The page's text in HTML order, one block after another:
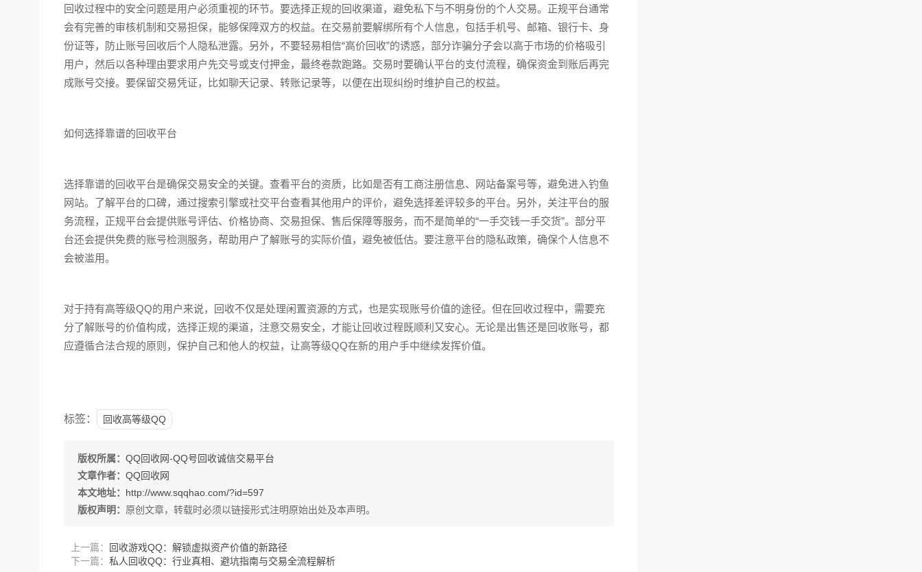
回收过程中的安全问题是用户必须重视的环节。要选择正规的回收渠道，避免私下与不明身份的个人交易。正规平台通常
会有完善的审核机制和交易担保，能够保障双方的权益。在交易前要解绑所有个人信息，包括手机号、邮箱、银行卡、身
份证等，防止账号回收后个人隐私泄露。另外，不要轻易相信“高价回收”的诱惑，部分诈骗分子会以高于市场的价格吸引
用户，然后以各种理由要求用户先交号或支付押金，最终卷款跑路。交易时要确认平台的支付流程，确保资金到账后再完
成账号交接。要保留交易凭证，比如聊天记录、转账记录等，以便在出现纠纷时维护自己的权益。
如何选择靠谱的回收平台
选择靠谱的回收平台是确保交易安全的关键。查看平台的资质，比如是否有工商注册信息、网站备案号等，避免进入钓鱼
网站。了解平台的口碑，通过搜索引擎或社交平台查看其他用户的评价，避免选择差评较多的平台。另外，关注平台的服
务流程，正规平台会提供账号评估、价格协商、交易担保、售后保障等服务，而不是简单的“一手交钱一手交货”。部分平
台还会提供免费的账号检测服务，帮助用户了解账号的实际价值，避免被低估。要注意平台的隐私政策，确保个人信息不
会被滥用。
对于持有高等级QQ的用户来说，回收不仅是处理闲置资源的方式，也是实现账号价值的途径。但在回收过程中，需要充
分了解账号的价值构成，选择正规的渠道，注意交易安全，才能让回收过程既顺利又安心。无论是出售还是回收账号，都
应遵循合法合规的原则，保护自己和他人的权益，让高等级QQ在新的用户手中继续发挥价值。
标签： 回收高等级QQ
版权所属： QQ回收网-QQ号回收诚信交易平台
文章作者： QQ回收网
本文地址： http://www.sqqhao.com/?id=597
版权声明： 原创文章，转载时必须以链接形式注明原始出处及本声明。
上一篇：
回收游戏QQ：解锁虚拟资产价值的新路径
下一篇： 私人回收QQ：行业真相、避坑指南与交易全流程解析